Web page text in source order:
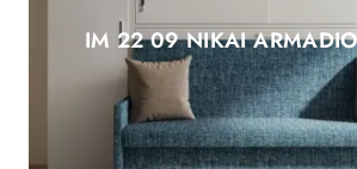
IM 22 09 NIKAI ARMADIO